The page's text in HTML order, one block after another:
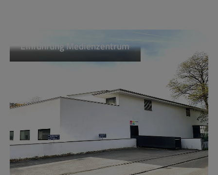
Einführung Medienzentrum